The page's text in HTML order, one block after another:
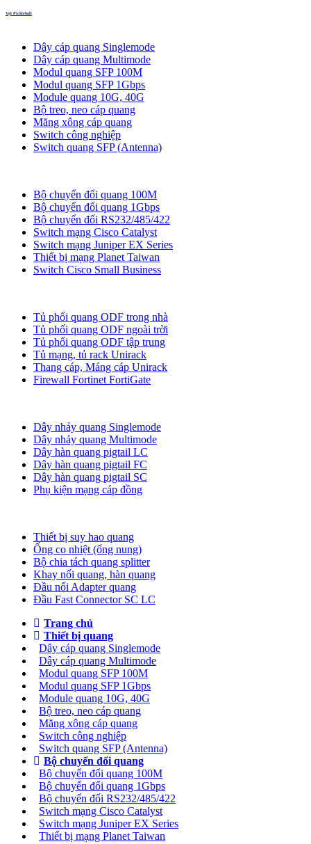
Vợt Pickleball
Dây cáp quang Singlemode
Dây cáp quang Multimode
Modul quang SFP 100M
Modul quang SFP 1Gbps
Module quang 10G, 40G
Bộ treo, neo cáp quang
Măng xông cáp quang
Switch công nghiệp
Switch quang SFP (Antenna)
Bộ chuyển đổi quang 100M
Bộ chuyển đổi quang 1Gbps
Bộ chuyển đối RS232/485/422
Switch mạng Cisco Catalyst
Switch mạng Juniper EX Series
Thiết bị mạng Planet Taiwan
Switch Cisco Small Business
Tủ phối quang ODF trong nhà
Tủ phối quang ODF ngoài trời
Tủ phối quang ODF tập trung
Tủ mạng, tủ rack Unirack
Thang cáp, Máng cáp Unirack
Firewall Fortinet FortiGate
Dây nhảy quang Singlemode
Dây nhảy quang Multimode
Dây hàn quang pigtail LC
Dây hàn quang pigtail FC
Dây hàn quang pigtail SC
Phụ kiện mạng cáp đồng
Thiết bị suy hao quang
Ống co nhiệt (ống nung)
Bộ chia tách quang splitter
Khay nối quang, hàn quang
Đầu nối Adapter quang
Đầu Fast Connector SC LC
Trang chủ
Thiết bị quang
Dây cáp quang Singlemode
Dây cáp quang Multimode
Modul quang SFP 100M
Modul quang SFP 1Gbps
Module quang 10G, 40G
Bộ treo, neo cáp quang
Măng xông cáp quang
Switch công nghiệp
Switch quang SFP (Antenna)
Bộ chuyển đổi quang
Bộ chuyển đổi quang 100M
Bộ chuyển đổi quang 1Gbps
Bộ chuyển đối RS232/485/422
Switch mạng Cisco Catalyst
Switch mạng Juniper EX Series
Thiết bị mạng Planet Taiwan